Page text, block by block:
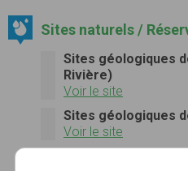
Sites naturels /
Sites géologiques
Rivière)
Voir le site
Sites géologiques
Voir le site